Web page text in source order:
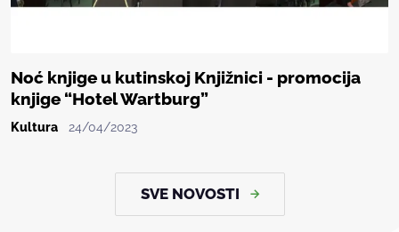
Noć knjige u kutinskoj Knjižnici - promocija
knjige “Hotel Wartburg”
Kultura 24/04/2023
SVE NOVOSTI